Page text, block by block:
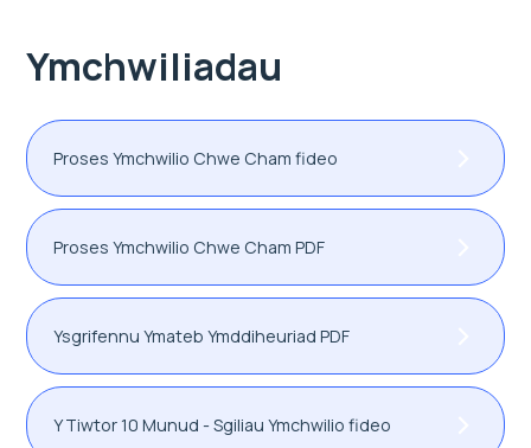
Ymchwiliadau
Proses Ymchwilio Chwe Cham fideo
Proses Ymchwilio Chwe Cham PDF
Ysgrifennu Ymateb Ymddiheuriad PDF
Y Tiwtor 10 Munud - Sgiliau Ymchwilio fideo